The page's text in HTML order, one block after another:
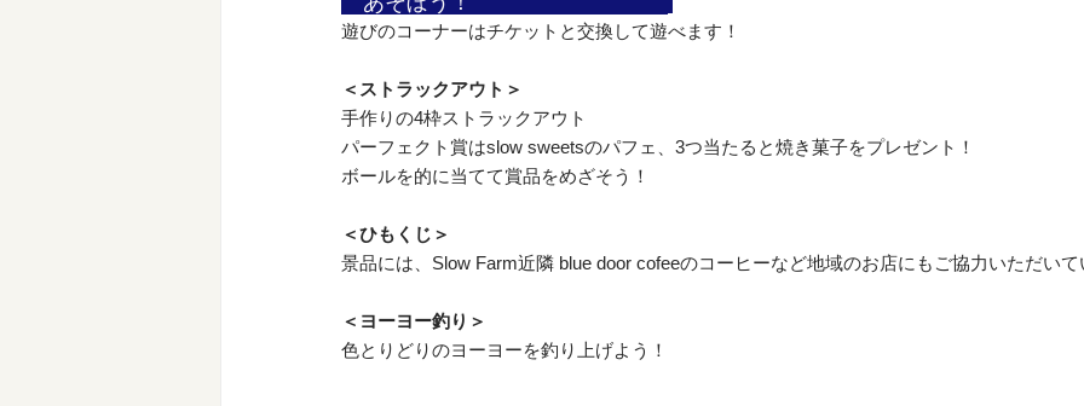
遊びのコーナーはチケットと交換して遊べます！
＜ストラックアウト＞
手作りの4枠ストラックアウト
パーフェクト賞はslow sweetsのパフェ、3つ当たると焼き菓子をプレゼント！
ボールを的に当てて賞品をめざそう！
＜ひもくじ＞
景品には、Slow Farm近隣 blue door cofeeのコーヒーなど地域のお店にもご協力いただいて
＜ヨーヨー釣り＞
色とりどりのヨーヨーを釣り上げよう！